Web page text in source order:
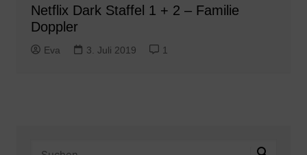
Netflix Dark Staffel 1 + 2 – Familie
Doppler
Eva 3. Juli 2019 1